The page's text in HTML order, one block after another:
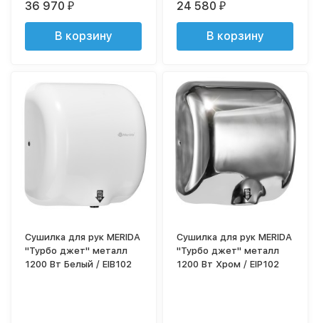
36 970₽
В корзину
24 580₽
В корзину
Сушилка для рук MERIDA
"Турбо джет" металл
1200 Вт Белый / EIB102
Сушилка для рук MERIDA
"Турбо джет" металл
1200 Вт Хром / EIP102